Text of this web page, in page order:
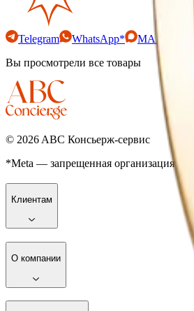
Telegram WhatsApp*
MAX
Вы просмотрели все товары
© 2026 ABC Консьерж-сервис
*Meta — запрещенная организация на
Клиентам
О компании